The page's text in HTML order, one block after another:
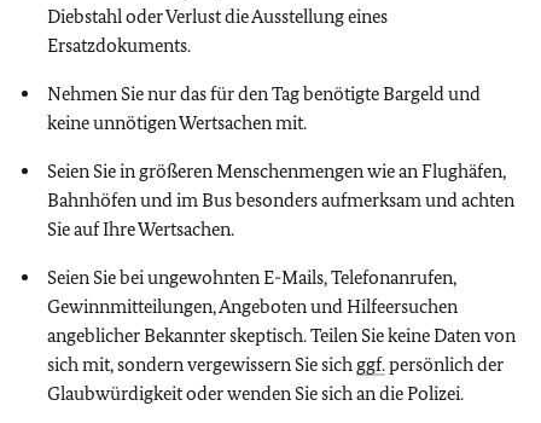
Diebstahl oder Verlust die Ausstellung eines
Ersatzdokuments.
Nehmen Sie nur das für den Tag benötigte Bargeld und
keine unnötigen Wertsachen mit.
Seien Sie in größeren Menschenmengen wie an Flughäfen,
Bahnhöfen und im Bus besonders aufmerksam und achten
Sie auf Ihre Wertsachen.
Seien Sie bei ungewohnten E-Mails, Telefonanrufen,
Gewinnmitteilungen, Angeboten und Hilfeersuchen
angeblicher Bekannter skeptisch. Teilen Sie keine Daten von
sich mit, sondern vergewissern Sie sich ggf.persönlich der
Glaubwürdigkeit oder wenden Sie sich an die Polizei.